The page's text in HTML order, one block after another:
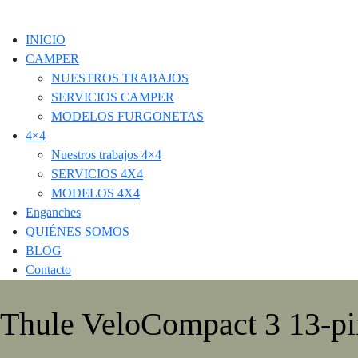
INICIO
CAMPER
NUESTROS TRABAJOS
SERVICIOS CAMPER
MODELOS FURGONETAS
4×4
Nuestros trabajos 4×4
SERVICIOS 4X4
MODELOS 4X4
Enganches
QUIÉNES SOMOS
BLOG
Contacto
Thule VeloCompact 3 13-